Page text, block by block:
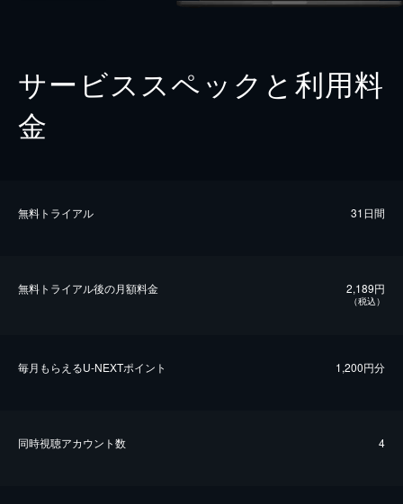
サービススペックと利用料
金
無料トライアル 31日間
無料トライアル後の⽉額料金 2,189円
（税込）
毎⽉もらえるU-NEXTポイント 1,200円分
同時視聴アカウント数 4